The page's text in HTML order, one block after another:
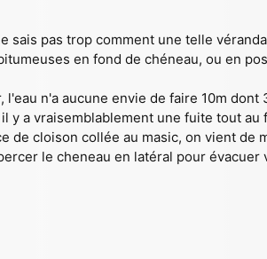
sais pas trop comment une telle
en fond de chéneau, ou en
n'a aucune envie de faire 10m
y a vraisemblablement une fuite tout
cloison collée au masic, on vient de
le cheneau en latéral pour